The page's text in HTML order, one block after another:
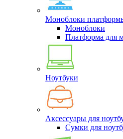
Моноблоки
Моноблоки
Платформа для
Ноутбуки
Аксессуары для
Сумки для